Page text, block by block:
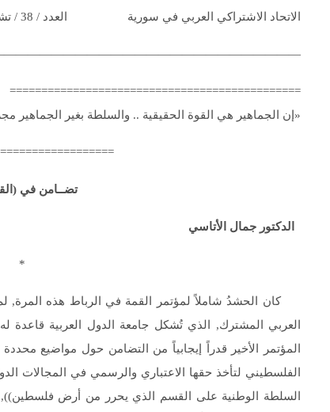
الاتحاد الاشتراكي العربي في سورية العدد / 38 / تشرين الثاني 1974
==============================================
«إن الجماهير هي القوة الحقيقية .. والسلطة بغير الجماهير مجرد
تضــامن في
الدكتور جمال الأتاسي
*
كان الحشدُ شاملاً لمؤتمر القمة في الرباط هذه
العربي المشترك, الذي تُشكل جامعة الدول العربية قاعدة
المؤتمر الأخير قدراً إيجابياً من التضامن حول مواضيع
الفلسطيني لتأخذ حقها الاعتباري والرسمي في المجالات
السلطة الوطنية على القسم الذي يحرر من أرض فلسطين)),